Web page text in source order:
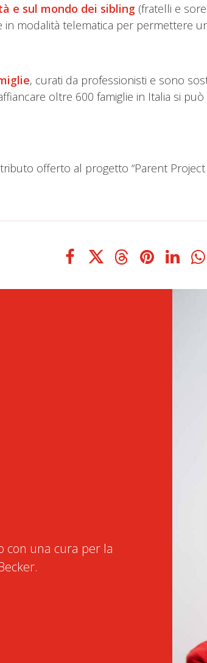
e sul mondo dei sibling (fratelli e
modalità telematica per permettere
, curati da professionisti e sono
oltre 600 famiglie in Italia si
offerto al progetto “Parent
con una cura per la